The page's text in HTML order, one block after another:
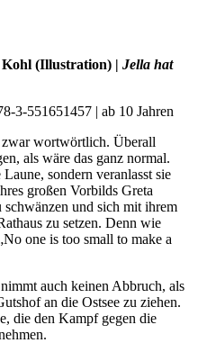
(Illustration) | Jella hat
3-551651457 | ab 10 Jahren
wortwörtlich. Überall
als wäre das ganz normal.
sondern veranlasst sie
großen Vorbilds Greta
und sich mit ihrem
zu setzen. Denn wie
one is too small to make a
auch keinen Abbruch, als
an die Ostsee zu ziehen.
die den Kampf gegen die